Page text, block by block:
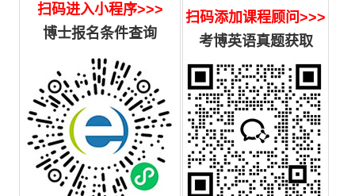
扫码进入小程序>>>
博士报名条件查询
扫码添加课程顾问>>>
考博英语真题获取